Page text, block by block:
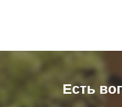
Есть